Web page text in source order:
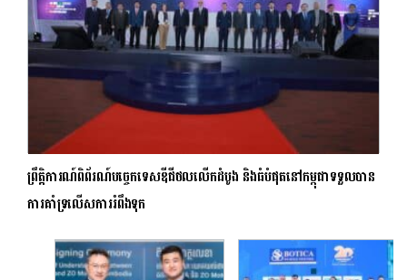
ព្រឹត្តិការណ៍ពិព័រណ៍បច្ចេកទេសឌីជីថលលើកដំបូង និងធំបំផុតនៅកម្ពុជាទទួលបាន
ការគាំទ្រលើសការរំពឹងទុក